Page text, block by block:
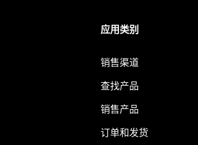
应用类别
销售渠道
查找产品
销售产品
订单和发货